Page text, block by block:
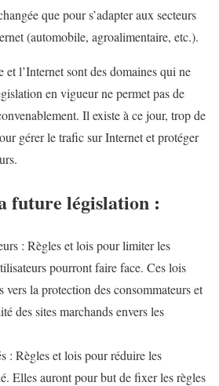
que pour s’adapter aux secteurs
(automobile, agroalimentaire, etc.).
l’Internet sont des domaines qui ne
en vigueur ne permet pas de
Il existe à ce jour, trop de
gérer le trafic sur Internet et protéger
future législation :
: Règles et lois pour limiter les
pourront faire face. Ces lois
vers la protection des consommateurs et
des sites marchands envers les
: Règles et lois pour réduire les
Elles auront pour but de fixer les règles